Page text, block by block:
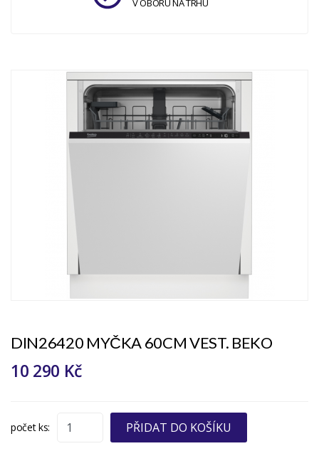
V OBORU NA TRHU
DIN26420 MYČKA 60CM VEST. BEKO
10 290 Kč
počet ks: PŘIDAT DO KOŠÍKU